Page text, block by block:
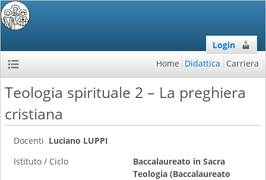
Login
Home Didattica Carriera
Teologia spirituale 2 – La preghiera
cristiana
Docenti Luciano LUPPI
Istituto / Ciclo
Baccalaureato in Sacra
Teologia (Baccalaureato